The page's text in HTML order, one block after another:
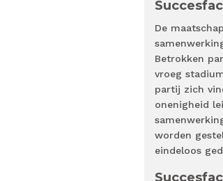
De
Betrokken
vroeg
partij zich
onenigheid
worden
eindeloos